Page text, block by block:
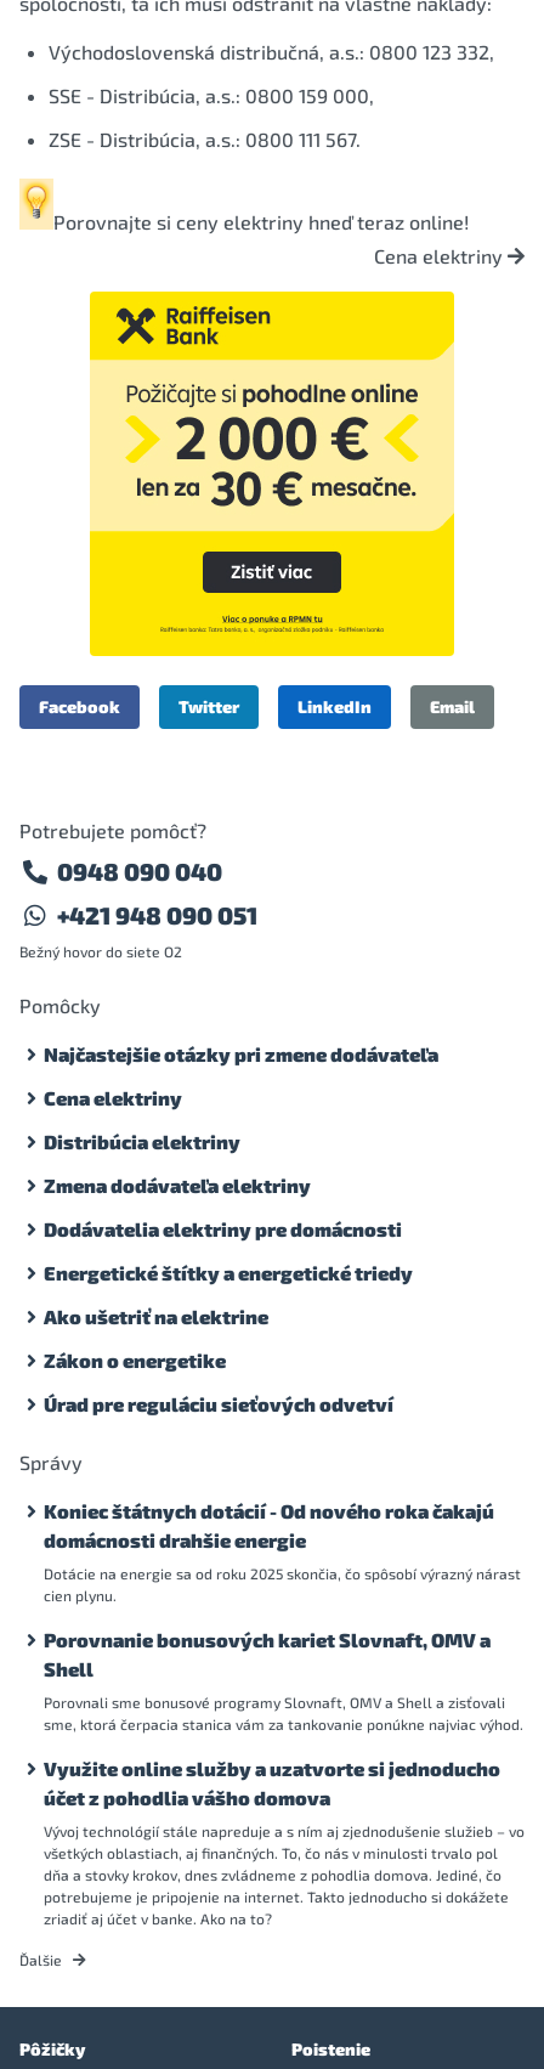
Východoslovenská distribučná, a.s.: 0800 123 332,
SSE - Distribúcia, a.s.: 0800 159 000,
ZSE - Distribúcia, a.s.: 0800 111 567.
Porovnajte si ceny elektriny hneď teraz online!
Cena elektriny
Facebook Twitter LinkedIn Email
Potrebujete pomôcť?
0948 090 040
+421 948 090 051
Bežný hovor do siete O2
Pomôcky
Najčastejšie otázky pri zmene dodávateľa
Cena elektriny
Distribúcia elektriny
Zmena dodávateľa elektriny
Dodávatelia elektriny pre domácnosti
Energetické štítky a energetické triedy
Ako ušetriť na elektrine
Zákon o energetike
Úrad pre reguláciu sieťových odvetví
Správy
Koniec štátnych dotácií - Od nového roka čakajú
domácnosti drahšie energie
Dotácie na energie sa od roku 2025 skončia, čo spôsobí výrazný nárast
cien plynu.
Porovnanie bonusových kariet Slovnaft, OMV a
Shell
Porovnali sme bonusové programy Slovnaft, OMV a Shell a zisťovali
sme, ktorá čerpacia stanica vám za tankovanie ponúkne najviac výhod.
Využite online služby a uzatvorte si jednoducho
účet z pohodlia vášho domova
Vývoj technológií stále napreduje a s ním aj zjednodušenie služieb – vo
všetkých oblastiach, aj finančných. To, čo nás v minulosti trvalo pol
dňa a stovky krokov, dnes zvládneme z pohodlia domova. Jediné, čo
potrebujeme je pripojenie na internet. Takto jednoducho si dokážete
zriadiť aj účet v banke. Ako na to?
Ďalšie
Pôžičky Poistenie